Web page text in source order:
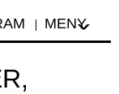
MENY